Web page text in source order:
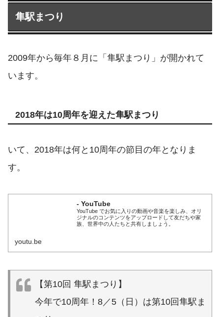
隼駅まつり
2009年から毎年８月に「隼駅まつり」が開かれて
います。
2018年は10周年を迎えた隼駅まつり
いて、2018年は何と10周年の節目の年となりま
す。
- YouTube
YouTube でお気に入りの動画や音楽を楽しみ、オリ
ジナルのコンテンツをアップロードして友だちや家
族、世界中の人たちと共有しましょう。
youtu.be
【第10回 隼駅まつり】
今年で10周年！8／5（日）は第10回隼駅ま